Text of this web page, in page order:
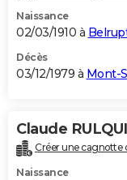
Naissance
02/03/1910 à
Décès
03/12/1979 à Mont-
Claude
Créer une cagnotte
Naissance